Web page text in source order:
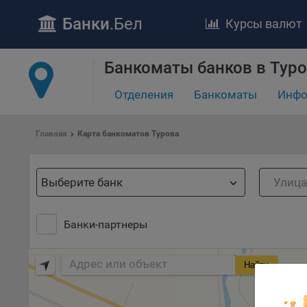
Банки.Бел Курсы валют
Банкоматы банков в
Отделения Банкоматы
Главная Карта банкоматов Турова
Выберите банк
Банки-партнеры
Найти